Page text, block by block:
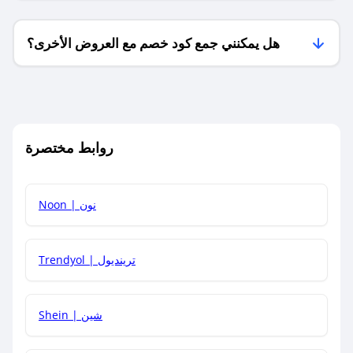
هل يمكنني جمع كود خصم مع العروض الأخرى؟
كم مدة صلاحية كود الخصم؟
روابط مختصرة
Noon | نون
Trendyol | ترينديول
Shein | شين